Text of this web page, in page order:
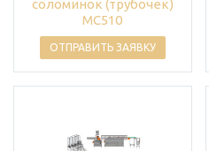
соломинок (трубочек)
MC510
ОТПРАВИТЬ ЗАЯВКУ